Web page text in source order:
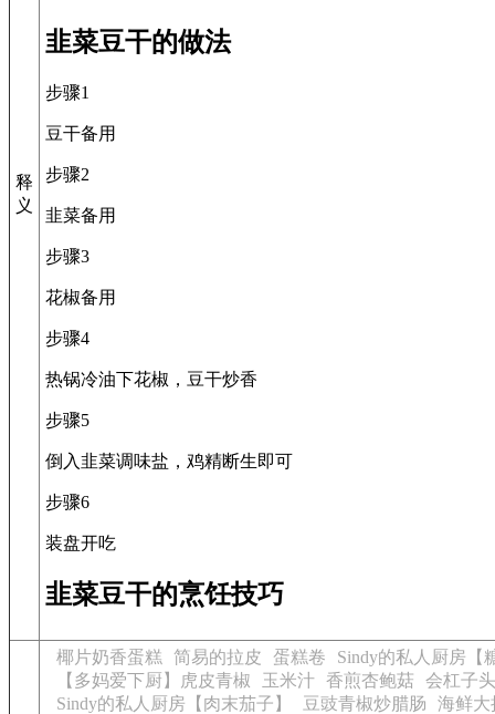
释
义
韭菜豆干的做法
步骤1
豆干备用
步骤2
韭菜备用
步骤3
花椒备用
步骤4
热锅冷油下花椒，豆干炒香
步骤5
倒入韭菜调味盐，鸡精断生即可
步骤6
装盘开吃
韭菜豆干的烹饪技巧
椰片奶香蛋糕 简易的拉皮 蛋糕卷
Sindy的私人厨房【
【多妈爱下厨】虎皮青椒
玉米汁 香煎杏鲍菇
会杠子头
Sindy的私人厨房【肉末茄子】
豆豉青椒炒腊肠
海鲜大